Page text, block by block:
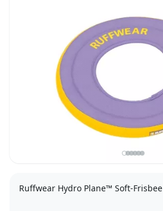
Ruffwear Hydro Plane™ Soft-Frisbee